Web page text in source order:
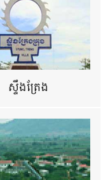
ស្ទឹងត្រែង